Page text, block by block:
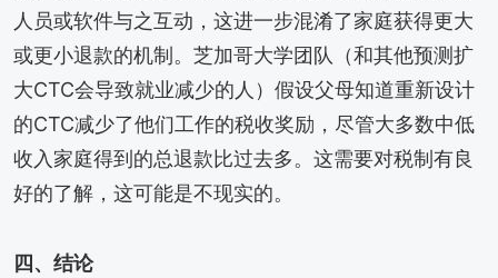
人员或软件与之互动，这进一步混淆了家庭获得更大
或更小退款的机制。芝加哥大学团队（和其他预测扩
大CTC会导致就业减少的人）假设父母知道重新设计
的CTC减少了他们工作的税收奖励，尽管大多数中低
收入家庭得到的总退款比过去多。这需要对税制有良
好的了解，这可能是不现实的。
四、结论